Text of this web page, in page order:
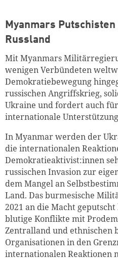
Myanmars
Russland
Mit Myanmars
wenigen Verbündeten
Demokratiebewegung
russischen Angriffskrieg,
Ukraine und fordert auch
internationale
In Myanmar werden der
die internationalen
Demokratieaktivist:innen
russischen Invasion zur
dem Mangel an
Land. Das burmesische
2021 an die Macht
blutige Konflikte mit
Zentralland und ethnischen
Organisationen in den
internationalen Reaktionen